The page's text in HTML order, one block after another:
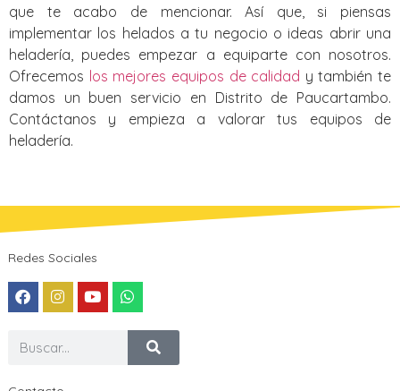
que te acabo de mencionar. Así que, si piensas
implementar los helados a tu negocio o ideas abrir una
heladería, puedes empezar a equiparte con nosotros.
Ofrecemos los mejores equipos de calidad y también te
damos un buen servicio en Distrito de Paucartambo‎.
Contáctanos y empieza a valorar tus equipos de
heladería.
Redes Sociales